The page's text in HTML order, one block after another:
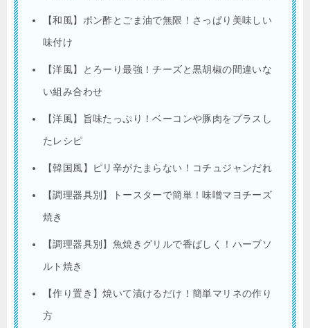
【和風】ポン酢とごま油で無限！さっぱり美味しい
味付け
【洋風】とろーり最強！チーズと黒胡椒の間違いな
い組み合わせ
【洋風】旨味たっぷり！ベーコンや豚肉をプラスし
たレシピ
【韓国風】ピリ辛がたまらない！コチュジャンだれ
【調理器具別】トースターで簡単！味噌マヨチーズ
焼き
【調理器具別】魚焼きグリルで香ばしく！ハーブソ
ルト焼き
【作り置き】焼いて漬けるだけ！簡単マリネの作り
方